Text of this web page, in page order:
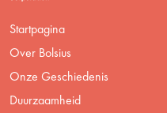
Startpagina
Over Bolsius
Onze Geschiedenis
Duurzaamheid